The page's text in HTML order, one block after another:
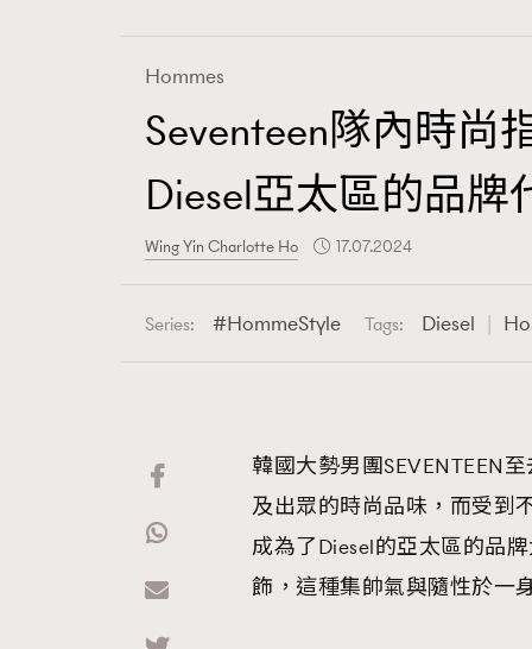
Fashion
Art
Paris
Hommes
Hommes
Seventeen隊內時
Diesel亞太區的品牌
Wing Yin Charlotte Ho 17.07.2024
Series: HommeStyle Tags: Diesel
韓國大勢男團SEVENTEEN
及出眾的時尚品味，而受到
成為了Diesel的亞太區的品
飾，這種集帥氣與隨性於一